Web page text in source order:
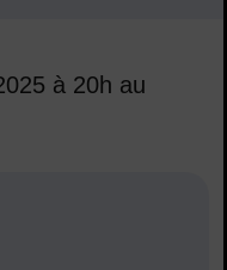
à 20h au